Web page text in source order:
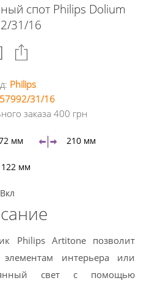
спот Philips Dolium
31/16
Facebook
Twitter
Philips
57992/31/16
заказа 400 грн
мм 210 мм
122 мм
Вкл
Philips Artitone позволит
интерьера или
свет с помощью